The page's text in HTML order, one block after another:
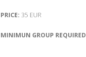
PRICE: 35 EUR
MINIMUN GROUP REQUIRED